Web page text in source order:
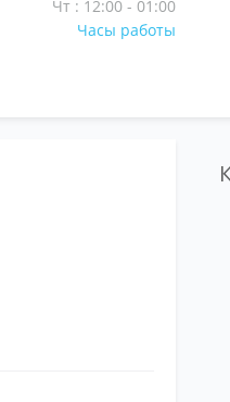
Чт : 12:00 - 01:00
Часы работы